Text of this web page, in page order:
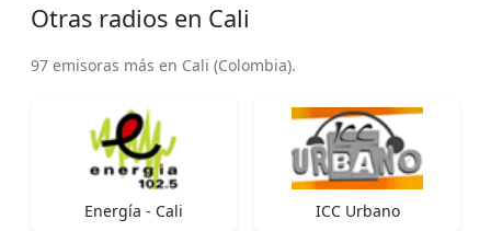
Otras radios en Cali
97 emisoras más en Cali (Colombia).
Energía - Cali ICC Urbano